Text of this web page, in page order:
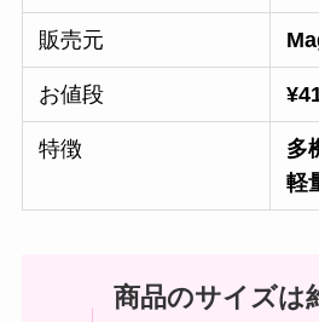
販売元
お値段
特徴
多
軽
商品のサイズは